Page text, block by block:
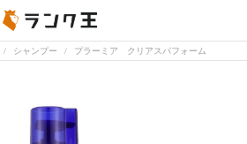
シャンプー プラーミア クリアスパフォーム